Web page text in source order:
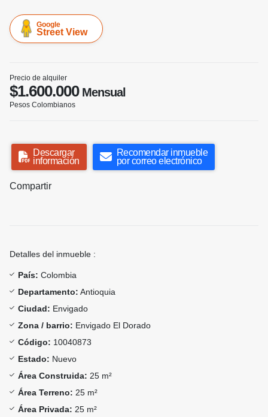
Google
Street View
Precio de alquiler
$1.600.000Mensual
Pesos Colombianos
Descargar
información
Recomendar inmueble
por correo electrónico
Compartir
Detalles del inmueble :
País: Colombia
Departamento: Antioquia
Ciudad: Envigado
Zona / barrio: Envigado El Dorado
Código: 10040873
Estado: Nuevo
Área Construida: 25 m²
Área Terreno: 25 m²
Área Privada: 25 m²